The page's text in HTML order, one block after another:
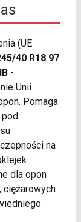
(UE
40 R18 97
-
Unii
Pomaga
pod
na
dla opon
ciężarowych